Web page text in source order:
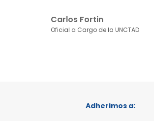
Carlos Fortin
Oficial a Cargo de la UNCTAD
Adherimos a: